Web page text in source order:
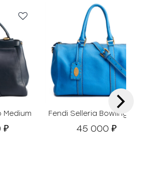
Medium
₽
Fendi Selleria Bowling Bag
45 000 ₽
›